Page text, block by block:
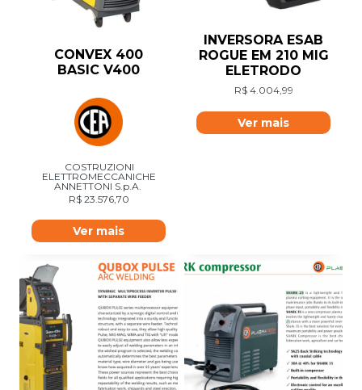
CONVEX 400
BASIC V400
COSTRUZIONI
ELETTROMECCANICHE
ANNETTONI S.p.A.
R$23.576,70
Ver mais
INVERSORA ESAB
ROGUE EM 210 MIG
ELETRODO
R$4.004,99
Ver mais